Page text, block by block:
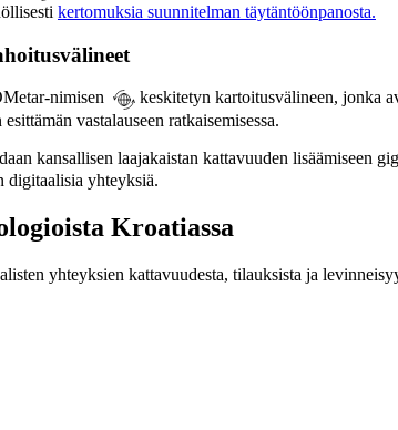
kertomuksia suunnitelman täytäntöönpanosta.
nimisen
keskitetyn kartoitusvälineen, jonka
vastalauseen ratkaisemisessa.
kansallisen laajakaistan kattavuuden lisäämiseen
digitaalisia yhteyksiä.
Kroatiassa
yhteyksien kattavuudesta, tilauksista ja